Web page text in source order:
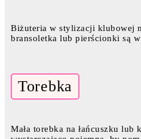
Biżuteria w stylizacji klubowej
bransoletka lub pierścionki są
Torebka
Mała torebka na łańcuszku